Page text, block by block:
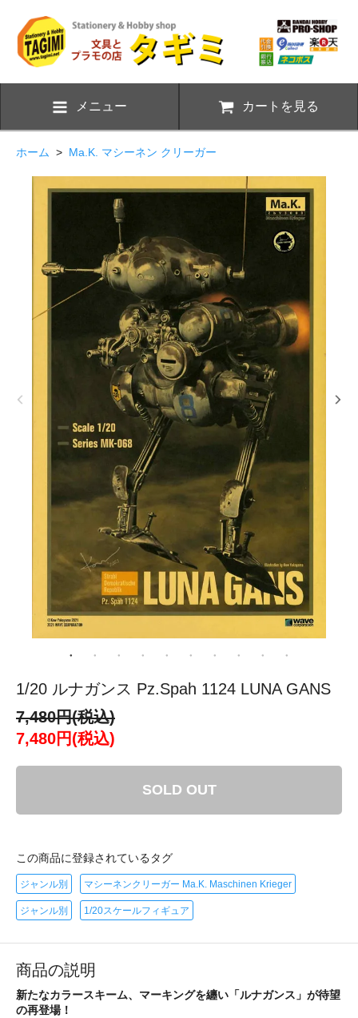
メニュー カートを見る
ホーム > Ma.K. マシーネン クリーガー
1/20 ルナガンス Pz.Spah 1124 LUNA GANS
7,480円(税込)
7,480円(税込)
SOLD OUT
この商品に登録されているタグ
ジャンル別 マシーネンクリーガー Ma.K. Maschinen Krieger
ジャンル別 1/20スケールフィギュア
商品の説明
新たなカラースキーム、マーキングを纏い「ルナガンス」が待望
の再登場！